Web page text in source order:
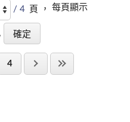
/ 4 頁 ，每頁顯示
4